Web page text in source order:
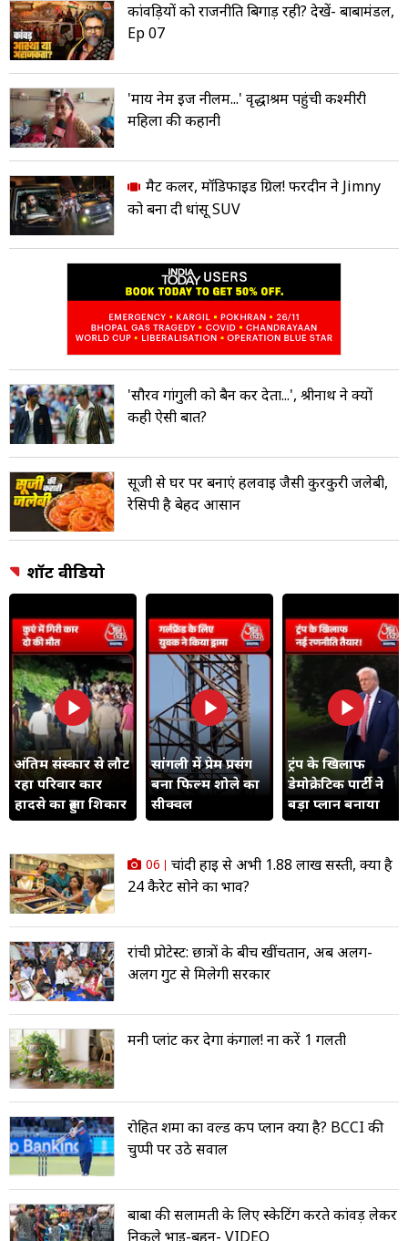
कांवड़ियों को राजनीति बिगाड़ रही? देखें- बाबामंडल,
Ep 07
'माय नेम इज नीलम...' वृद्धाश्रम पहुंची कश्मीरी
महिला की कहानी
मैट कलर, मॉडिफाइड ग्रिल! फरदीन ने Jimny
को बना दी धांसू SUV
'सौरव गांगुली को बैन कर देता...', श्रीनाथ ने क्यों
कही ऐसी बात?
सूजी से घर पर बनाएं हलवाई जैसी कुरकुरी जलेबी,
रेसिपी है बेहद आसान
शॉर्ट वीडियो
अंतिम संस्कार से लौट
रहा परिवार कार
हादसे का हुआ शिकार
सांगली में प्रेम प्रसंग
बना फिल्म शोले का
सीक्वल
ट्रंप के खिलाफ
डेमोक्रेटिक पार्टी ने
बड़ा प्लान बनाया
06
चांदी हाई से अभी ₹1.88 लाख सस्ती, क्या है
24 कैरेट सोने का भाव?
रांची प्रोटेस्ट: छात्रों के बीच खींचतान, अब अलग-
अलग गुट से मिलेगी सरकार
मनी प्लांट कर देगा कंगाल! ना करें 1 गलती
रोहित शर्मा का वर्ल्ड कप प्लान क्या है? BCCI की
चुप्पी पर उठे सवाल
बाबा की सलामती के लिए स्केटिंग करते कांवड़ लेकर
निकले भाई-बहन- VIDEO